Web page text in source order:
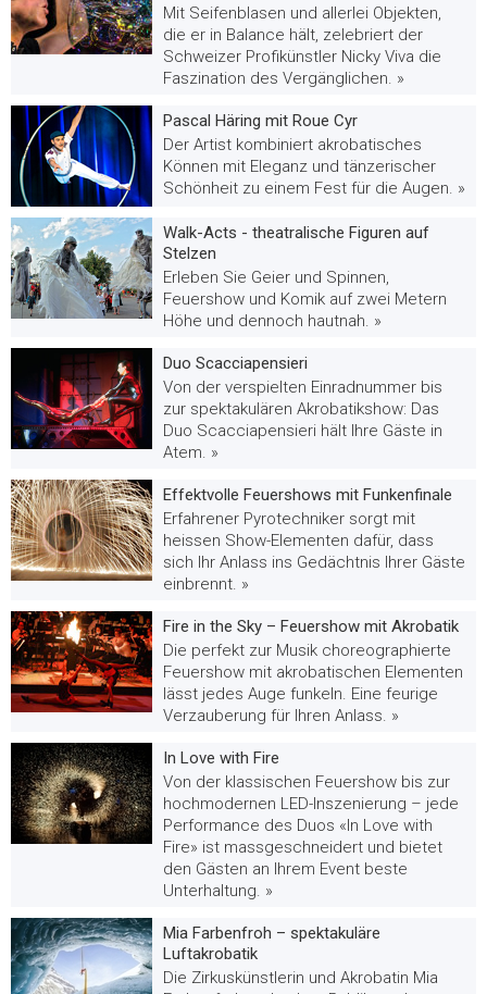
Mit Seifenblasen und allerlei Objekten,
die er in Balance hält, zelebriert der
Schweizer Profikünstler Nicky Viva die
Faszination des Vergänglichen. »
Pascal Häring mit Roue Cyr
Der Artist kombiniert akrobatisches
Können mit Eleganz und tänzerischer
Schönheit zu einem Fest für die Augen. »
Walk-Acts - theatralische Figuren auf
Stelzen
Erleben Sie Geier und Spinnen,
Feuershow und Komik auf zwei Metern
Höhe und dennoch hautnah. »
Duo Scacciapensieri
Von der verspielten Einradnummer bis
zur spektakulären Akrobatikshow: Das
Duo Scacciapensieri hält Ihre Gäste in
Atem. »
Effektvolle Feuershows mit Funkenfinale
Erfahrener Pyrotechniker sorgt mit
heissen Show-Elementen dafür, dass
sich Ihr Anlass ins Gedächtnis Ihrer Gäste
einbrennt. »
Fire in the Sky – Feuershow mit Akrobatik
Die perfekt zur Musik choreographierte
Feuershow mit akrobatischen Elementen
lässt jedes Auge funkeln. Eine feurige
Verzauberung für Ihren Anlass. »
In Love with Fire
Von der klassischen Feuershow bis zur
hochmodernen LED-Inszenierung – jede
Performance des Duos «In Love with
Fire» ist massgeschneidert und bietet
den Gästen an Ihrem Event beste
Unterhaltung. »
Mia Farbenfroh – spektakuläre
Luftakrobatik
Die Zirkuskünstlerin und Akrobatin Mia